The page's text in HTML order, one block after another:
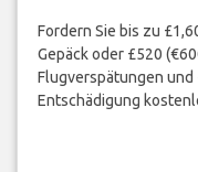
Fordern Sie bis zu
Gepäck oder £520
Flugverspätungen und
Entschädigung